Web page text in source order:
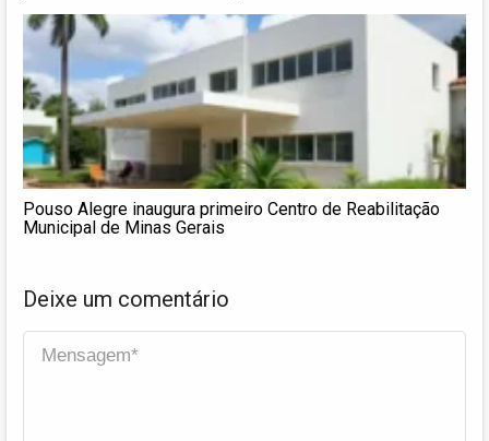
Pouso Alegre inaugura primeiro Centro de Reabilitação
Municipal de Minas Gerais
Deixe um comentário